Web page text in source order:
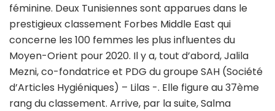
féminine. Deux Tunisiennes sont apparues dans le
prestigieux classement Forbes Middle East qui
concerne les 100 femmes les plus influentes du
Moyen-Orient pour 2020. Il y a, tout d’abord, Jalila
Mezni, co-fondatrice et PDG du groupe SAH (Société
d’Articles Hygiéniques) – Lilas -. Elle figure au 37ème
rang du classement. Arrive, par la suite, Salma